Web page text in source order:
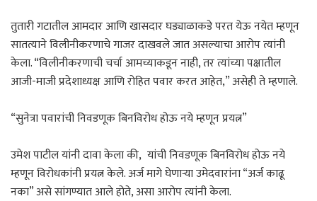
तुतारी गटातील आमदार आणि खासदार घड्याळाकडे परत येऊ नयेत म्हणून
सातत्याने विलीनीकरणाचे गाजर दाखवले जात असल्याचा आरोप त्यांनी
केला. “विलीनीकरणाची चर्चा आमच्याकडून नाही, तर त्यांच्या पक्षातील
आजी-माजी प्रदेशाध्यक्ष आणि रोहित पवार करत आहेत,” असेही ते म्हणाले.
“सुनेत्रा पवारांची निवडणूक बिनविरोध होऊ नये म्हणून प्रयत्न”
उमेश पाटील यांनी दावा केला की, यांची निवडणूक बिनविरोध होऊ नये
म्हणून विरोधकांनी प्रयत्न केले. अर्ज मागे घेणाऱ्या उमेदवारांना “अर्ज काढू
नका” असे सांगण्यात आले होते, असा आरोप त्यांनी केला.